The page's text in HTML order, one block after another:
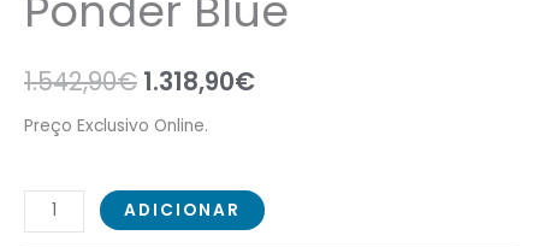
1.542,90€ 1.318,90€
Preço Exclusivo Online.
ADICIONAR